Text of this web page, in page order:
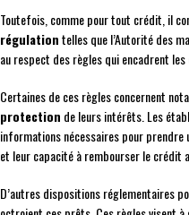
Toutefois, comme pour tout crédit, il
régulationtelles que l’Autorité des
au respect des règles qui encadrent
Certaines de ces règles concernent
protection de leurs intérêts. Les
informations nécessaires pour prendre
et leur capacité à rembourser le crédit
D’autres dispositions réglementaires